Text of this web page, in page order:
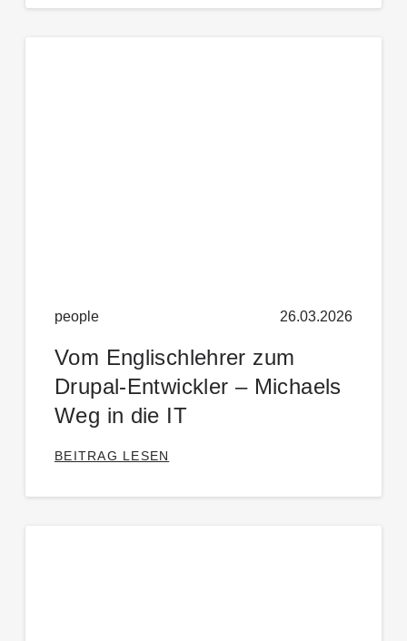
people 26.03.2026
Vom Englischlehrer zum
Drupal-Entwickler – Michaels
Weg in die IT
BEITRAG LESEN